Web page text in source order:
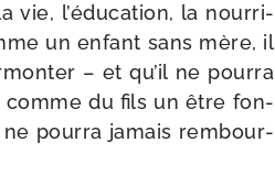
vie, l’é­du­ca­tion, la nour­ri­
un enfant sans mère, il
– et qu’il ne pour­ra
comme du fils un être fon­
ne pour­ra jamais rem­bour­